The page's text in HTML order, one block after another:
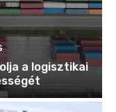
a logisztikai